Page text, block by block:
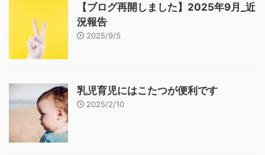
【ブログ再開しました】2025年9月_近
況報告
2025/9/5
乳児育児にはこたつが便利です
2025/2/10